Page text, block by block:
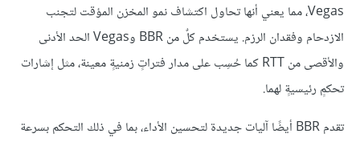
Vegas، مما يعني أنها تحاول اكتشاف نمو المخزن المؤقت لتجنب
الازدحام وفقدان الرزم. يستخدم كلٌ من BBR وVegas الحد الأدنى
والأقصى من RTT كما حُسِب على مدار فتراتٍ زمنيةٍ معينة، مثل إشارات
تحكمٍ رئيسيةٍ لهما.
تقدم BBR أيضًا آليات جديدة لتحسين الأداء، بما في ذلك التحكم بسرعة